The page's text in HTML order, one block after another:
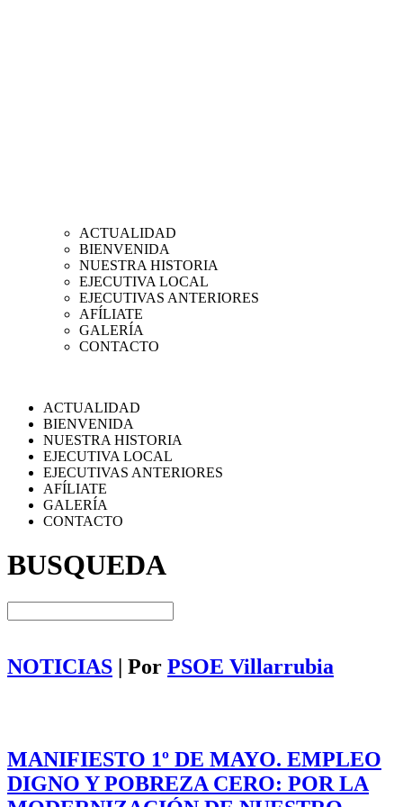
ACTUALIDAD
BIENVENIDA
NUESTRA HISTORIA
EJECUTIVA LOCAL
EJECUTIVAS ANTERIORES
AFÍLIATE
GALERÍA
CONTACTO
ACTUALIDAD
BIENVENIDA
NUESTRA HISTORIA
EJECUTIVA LOCAL
EJECUTIVAS ANTERIORES
AFÍLIATE
GALERÍA
CONTACTO
BUSQUEDA
NOTICIAS | Por PSOE Villarrubia
MANIFIESTO 1º DE MAYO. EMPLEO
DIGNO Y POBREZA CERO: POR LA